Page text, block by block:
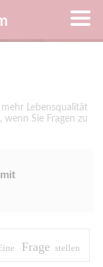
Lebensqualität
Sie Fragen zu
Eine Frage stellen